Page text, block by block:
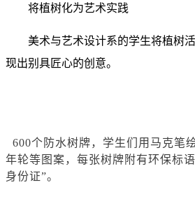
将植树化为艺术实践
美术与艺术设计系的学生将植树
现出别具匠心的创意。
600个防水树牌，学生们用马克笔
年轮等图案，每张树牌附有环保标
身份证”。